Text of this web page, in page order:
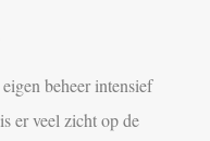
beheer intensief
er veel zicht op de